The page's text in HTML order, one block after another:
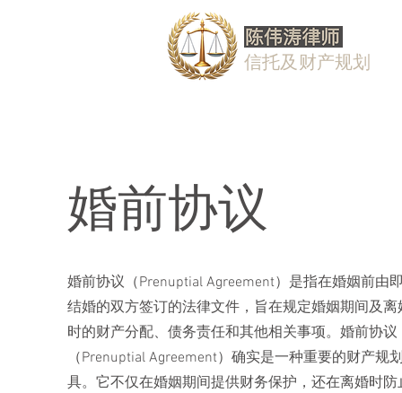
信托及财产规划
婚前协议
婚前协议（Prenuptial Agreement）是指在婚姻前由
结婚的双方签订的法律文件，旨在规定婚姻期间及离
时的财产分配、债务责任和其他相关事项。婚前协议
（Prenuptial Agreement）确实是一种重要的财产规
具。它不仅在婚姻期间提供财务保护，还在离婚时防